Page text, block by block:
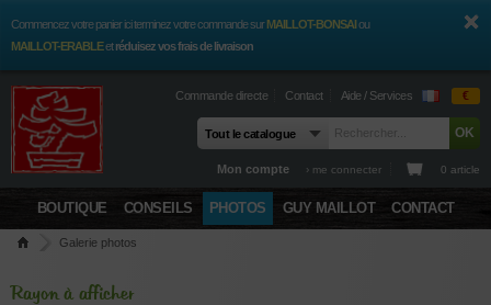
Commencez votre panier ici terminez votre commande surMAILLOT-BONSAIou
MAILLOT-ERABLEetréduisez vos frais de livraison
Commande directe Contact Aide / Services €
Mon compte › me connecter 0 article
BOUTIQUE CONSEILS PHOTOS GUY MAILLOT CONTACT
Galerie photos
Rayon à afficher